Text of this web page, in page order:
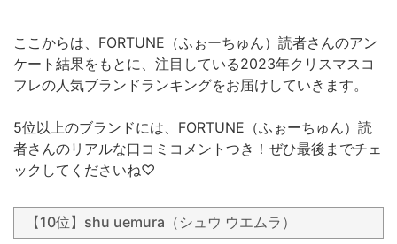
ここからは、FORTUNE（ふぉーちゅん）読者さんのアン
ケート結果をもとに、注目している2023年クリスマスコ
フレの人気ブランドランキングをお届けしていきます。
5位以上のブランドには、FORTUNE（ふぉーちゅん）読
者さんのリアルな口コミコメントつき！ぜひ最後までチェ
ックしてくださいね♡
【10位】shu uemura（シュウ ウエムラ）